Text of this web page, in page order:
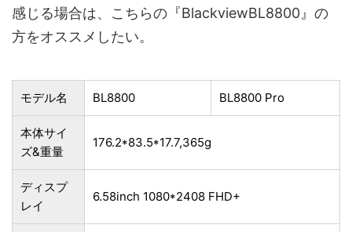
感じる場合は、こちらの『BlackviewBL8800』の
方をオススメしたい。
モデル名 BL8800 BL8800 Pro
本体サイ
ズ&重量
176.2*83.5*17.7,365g
ディスプ
レイ
6.58inch 1080*2408 FHD+